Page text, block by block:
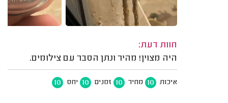
חוות דעת:
היה מצוין! מהיר ונתן הסבר עם צילומים.
איכות 10 מחיר 10 זמנים 10 יחס 10